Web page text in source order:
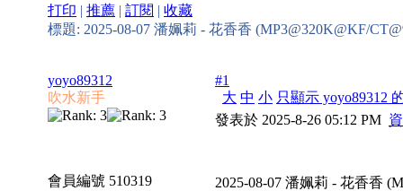
打印 | 推薦 | 訂閱 | 收藏
標題: 2025-08-07 潘姵莉 - 花香香 (MP3@320K@KF/
yoyo89312
吹水新手
會員編號 510319
#1
大 中 小 只顯示 yoyo89312
發表於 2025-8-26 05:12 PM
2025-08-07 潘姵莉 - 花香香